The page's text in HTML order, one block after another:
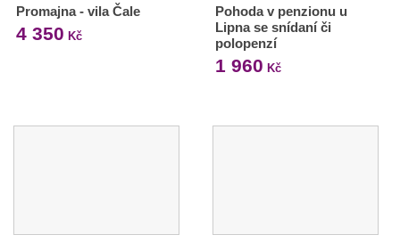
Promajna - vila Čale
4 350 Kč
Pohoda v penzionu u
Lipna se snídaní či
polopenzí
1 960 Kč